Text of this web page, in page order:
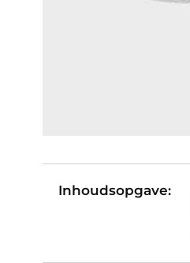
Inhoudsopgave: